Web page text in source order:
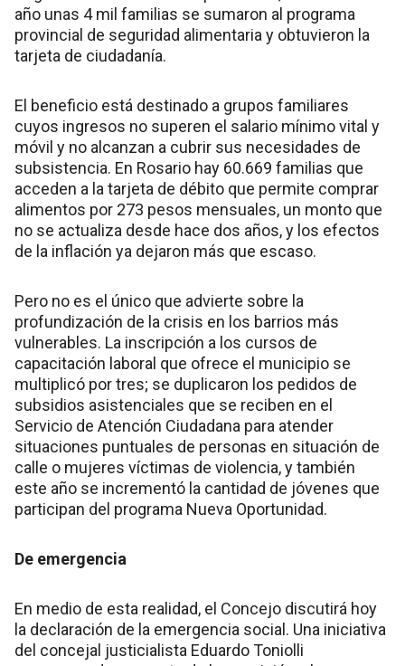
año unas 4 mil familias se sumaron al programa
provincial de seguridad alimentaria y obtuvieron la
tarjeta de ciudadanía.
El beneficio está destinado a grupos familiares
cuyos ingresos no superen el salario mínimo vital y
móvil y no alcanzan a cubrir sus necesidades de
subsistencia. En Rosario hay 60.669 familias que
acceden a la tarjeta de débito que permite comprar
alimentos por 273 pesos mensuales, un monto que
no se actualiza desde hace dos años, y los efectos
de la inflación ya dejaron más que escaso.
Pero no es el único que advierte sobre la
profundización de la crisis en los barrios más
vulnerables. La inscripción a los cursos de
capacitación laboral que ofrece el municipio se
multiplicó por tres; se duplicaron los pedidos de
subsidios asistenciales que se reciben en el
Servicio de Atención Ciudadana para atender
situaciones puntuales de personas en situación de
calle o mujeres víctimas de violencia, y también
este año se incrementó la cantidad de jóvenes que
participan del programa Nueva Oportunidad.
De emergencia
En medio de esta realidad, el Concejo discutirá hoy
la declaración de la emergencia social. Una iniciativa
del concejal justicialista Eduardo Toniolli